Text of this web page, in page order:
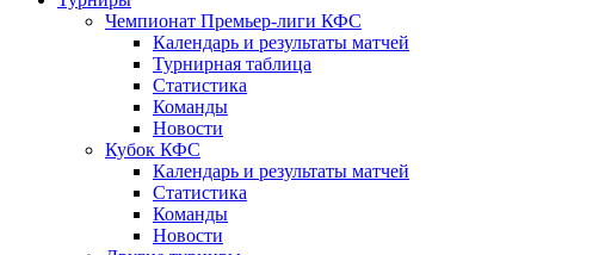
Чемпионат Премьер-лиги КФС
Календарь и результаты матчей
Турнирная таблица
Статистика
Команды
Новости
Кубок КФС
Календарь и результаты матчей
Статистика
Команды
Новости